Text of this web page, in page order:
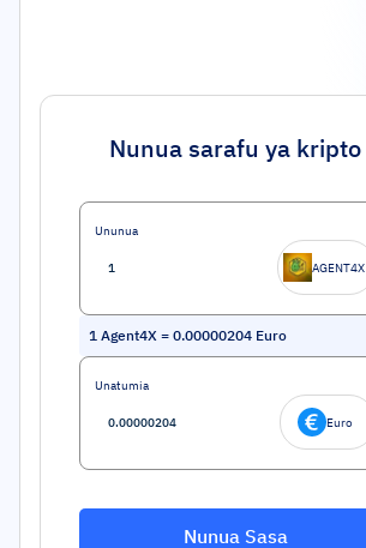
Nunua sarafu ya kripto
Ununua
AGENT4X
1 Agent4X = 0.00000204 Euro
Unatumia
Euro
Nunua Sasa